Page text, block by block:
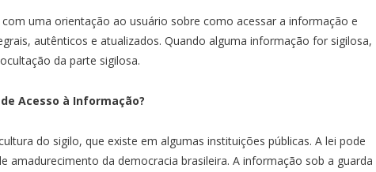
uma orientação ao usuário sobre como acessar a informação e
autênticos e atualizados. Quando alguma informação for sigilosa,
da parte sigilosa.
Acesso à Informação?
do sigilo, que existe em algumas instituições públicas. A lei pode
amadurecimento da democracia brasileira. A informação sob a guarda